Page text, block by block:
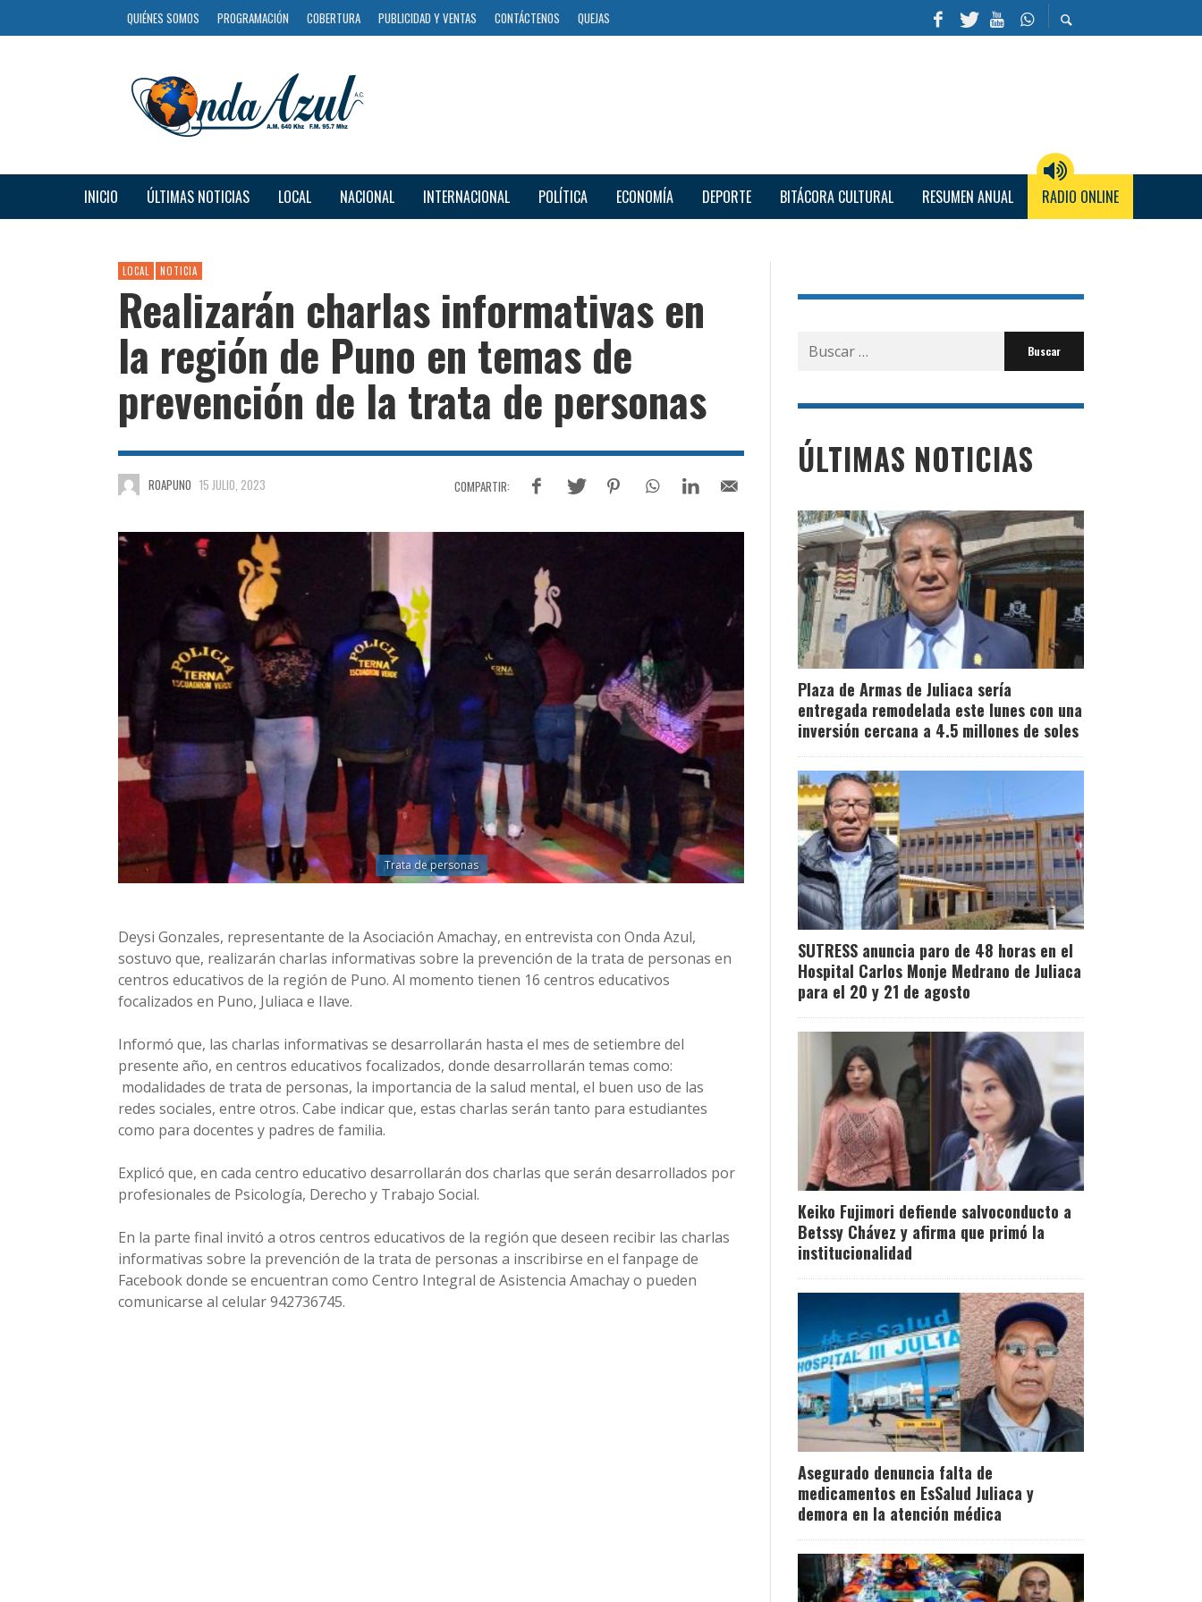
QUIÉNES SOMOS PROGRAMACIÓN COBERTURA PUBLICIDAD Y VENTAS CONTÁCTENOS QUEJAS
INICIO ÚLTIMAS NOTICIAS LOCAL NACIONAL INTERNACIONAL POLÍTICA ECONOMÍA DEPORTE BITÁCORA CULTURAL RESUMEN ANUAL RADIO ONLINE
LOCAL NOTICIA
Realizarán charlas informativas en
la región de Puno en temas de
prevención de la trata de personas
ROAPUNO 15 JULIO, 2023
Trata de personas
Deysi Gonzales, representante de la Asociación Amachay, en entrevista con Onda Azul,
sostuvo que, realizarán charlas informativas sobre la prevención de la trata de personas en
centros educativos de la región de Puno. Al momento tienen 16 centros educativos
focalizados en Puno, Juliaca e Ilave.
Informó que, las charlas informativas se desarrollarán hasta el mes de setiembre del
presente año, en centros educativos focalizados, donde desarrollarán temas como:
modalidades de trata de personas, la importancia de la salud mental, el buen uso de las
redes sociales, entre otros. Cabe indicar que, estas charlas serán tanto para estudiantes
como para docentes y padres de familia.
Explicó que, en cada centro educativo desarrollarán dos charlas que serán desarrollados por
profesionales de Psicología, Derecho y Trabajo Social.
En la parte final invitó a otros centros educativos de la región que deseen recibir las charlas
informativas sobre la prevención de la trata de personas a inscribirse en el fanpage de
Facebook donde se encuentran como Centro Integral de Asistencia Amachay o pueden
comunicarse al celular 942736745.
Buscar
por:
ÚLTIMAS NOTICIAS
Plaza de Armas de Juliaca sería
entregada remodelada este lunes con una
inversión cercana a 4.5 millones de soles
SUTRESS anuncia paro de 48 horas en el
Hospital Carlos Monje Medrano de Juliaca
para el 20 y 21 de agosto
Keiko Fujimori defiende salvoconducto a
Betssy Chávez y afirma que primó la
institucionalidad
Asegurado denuncia falta de
medicamentos en EsSalud Juliaca y
demora en la atención médica